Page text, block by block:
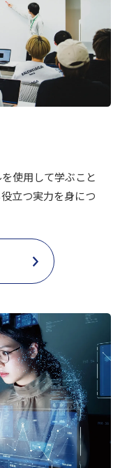
使用して学ぶこと
立つ実力を身につ